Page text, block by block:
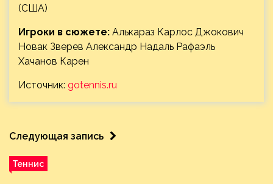
(США)
Игроки в сюжете: Алькараз Карлос Джокович
Новак Зверев Александр Надаль Рафаэль
Хачанов Карен
Источник: gotennis.ru
Следующая запись
Теннис